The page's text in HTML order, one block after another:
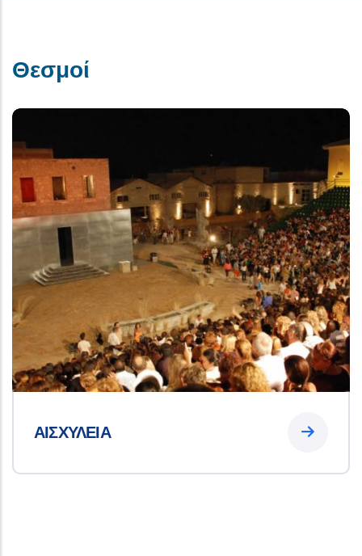
Θεσμοί
ΑΙΣΧΥΛΕΙΑ